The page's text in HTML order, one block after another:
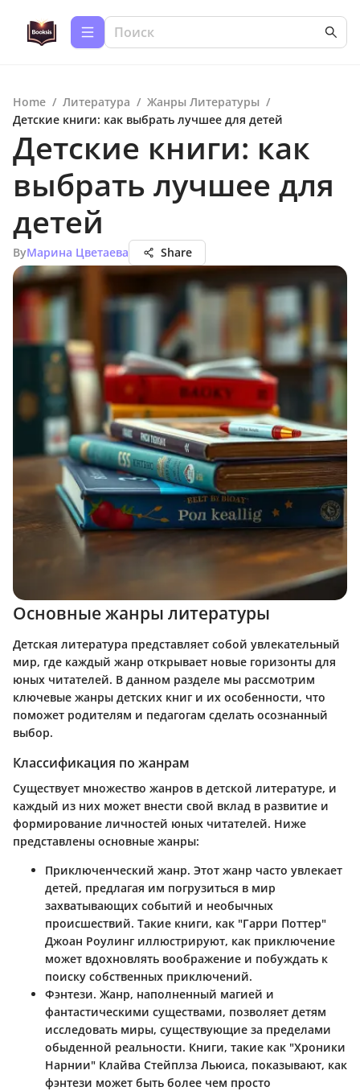
Home / Литература / Жанры Литературы /
Детские книги: как выбрать лучшее для детей
Детские книги: как
выбрать лучшее для
детей
ByМарина Цветаева Share
Основные жанры литературы
Детская литература представляет собой увлекательный
мир, где каждый жанр открывает новые горизонты для
юных читателей. В данном разделе мы рассмотрим
ключевые жанры детских книг и их особенности, что
поможет родителям и педагогам сделать осознанный
выбор.
Классификация по жанрам
Существует множество жанров в детской литературе, и
каждый из них может внести свой вклад в развитие и
формирование личностей юных читателей. Ниже
представлены основные жанры:
Приключенческий жанр. Этот жанр часто увлекает
детей, предлагая им погрузиться в мир
захватывающих событий и необычных
происшествий. Такие книги, как "Гарри Поттер"
Джоан Роулинг иллюстрируют, как приключение
может вдохновлять воображение и побуждать к
поиску собственных приключений.
Фэнтези. Жанр, наполненный магией и
фантастическими существами, позволяет детям
исследовать миры, существующие за пределами
обыденной реальности. Книги, такие как "Хроники
Нарнии" Клайва Стейплза Льюиса, показывают, как
фэнтези может быть более чем просто